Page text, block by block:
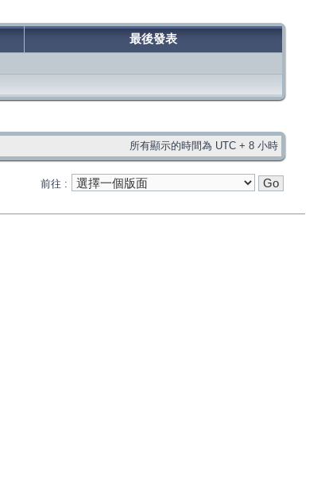
最後發表
所有顯示的時間為 UTC + 8 小時
前往 :